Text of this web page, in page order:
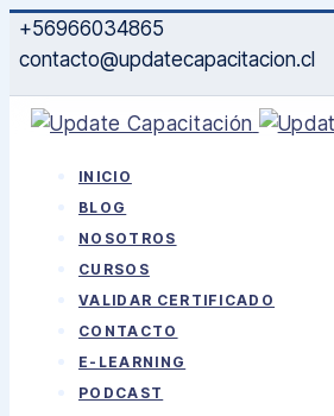
+56966034865
contacto@updatecapacitacion.cl
INICIO
BLOG
NOSOTROS
CURSOS
VALIDAR CERTIFICADO
CONTACTO
E-LEARNING
PODCAST